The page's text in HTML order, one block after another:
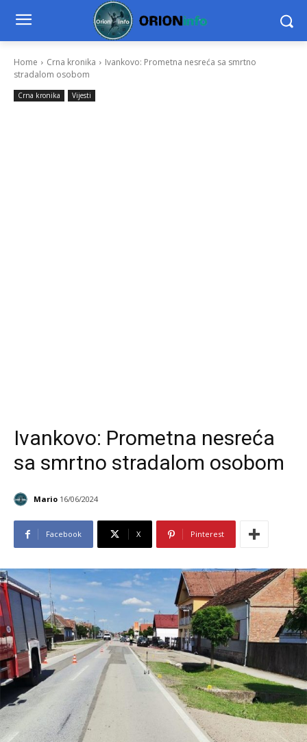
Home Crna kronika
Ivankovo: Prometna nesreća sa smrtno
stradalom osobom
Crna kronika Vijesti
Ivankovo: Prometna nesreća
sa smrtno stradalom osobom
Mario 16/06/2024
Facebook X Pinterest